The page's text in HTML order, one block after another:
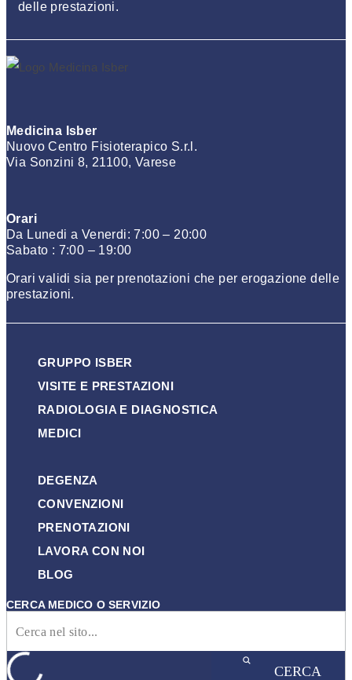
delle prestazioni.
Medicina Isber
Nuovo Centro Fisioterapico S.r.l.
Via Sonzini 8, 21100, Varese
Orari
Da Lunedi a Venerdi: 7:00 – 20:00
Sabato : 7:00 – 19:00
Orari validi sia per prenotazioni che per erogazione delle
prestazioni.
GRUPPO ISBER
VISITE E PRESTAZIONI
RADIOLOGIA E DIAGNOSTICA
MEDICI
DEGENZA
CONVENZIONI
PRENOTAZIONI
LAVORA CON NOI
BLOG
CERCA MEDICO O SERVIZIO
CERCA